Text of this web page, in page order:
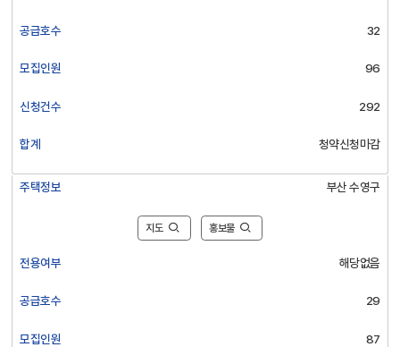
공급호수 32
모집인원 96
신청건수 292
합계 청약신청마감
주택정보 부산 수영구
지도 홍보물
전용여부 해당없음
공급호수 29
모집인원 87